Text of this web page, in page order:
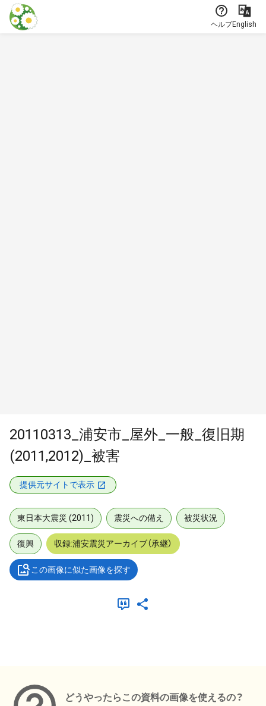
本文に飛ぶ
ヘルプEnglish
20110313_浦安市_屋外_一般_復旧期
(2011,2012)_被害
提供元サイトで表示
東日本大震災 (2011) 震災への備え 被災状況
復興 収録:浦安震災アーカイブ（承継）
この画像に似た画像を探す
どうやったらこの資料の画像を使えるの？